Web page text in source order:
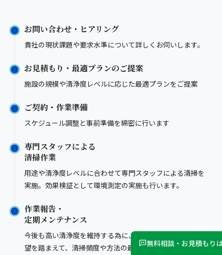
お問い合わせ・ヒアリング
貴社の現状課題や要求水準について詳しくお伺いします。
お見積もり・最適プランのご提案
施設の規模や清浄度レベルに応じた最適プランをご提案
ご契約・作業準備
スケジュール調整と事前準備を綿密に行います
専門スタッフによる
清掃作業
用途や清浄度レベルに合わせて専門スタッフによる清掃を
実施。効果検証として環境測定の実施も行います。
作業報告・
定期メンテナンス
今後も高い清浄度を維持する為に、作業結果やお客様の要
望を踏まえて、清掃頻度や方法の最適化を行います。また
無料相談・お見積もり